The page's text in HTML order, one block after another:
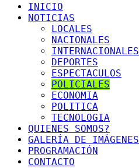
INICIO
NOTICIAS
LOCALES
NACIONALES
INTERNACIONALES
DEPORTES
ESPECTACULOS
POLICIALES
ECONOMIA
POLITICA
TECNOLOGIA
QUIENES SOMOS?
GALERÍA DE IMÁGENES
PROGRAMACIÓN
CONTACTO